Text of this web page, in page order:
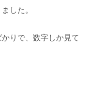
した。
りで、数字しか見て